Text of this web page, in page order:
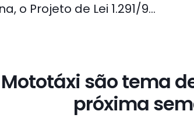
o Projeto de Lei 1.291/9...
Mototáxi são tema
próxima